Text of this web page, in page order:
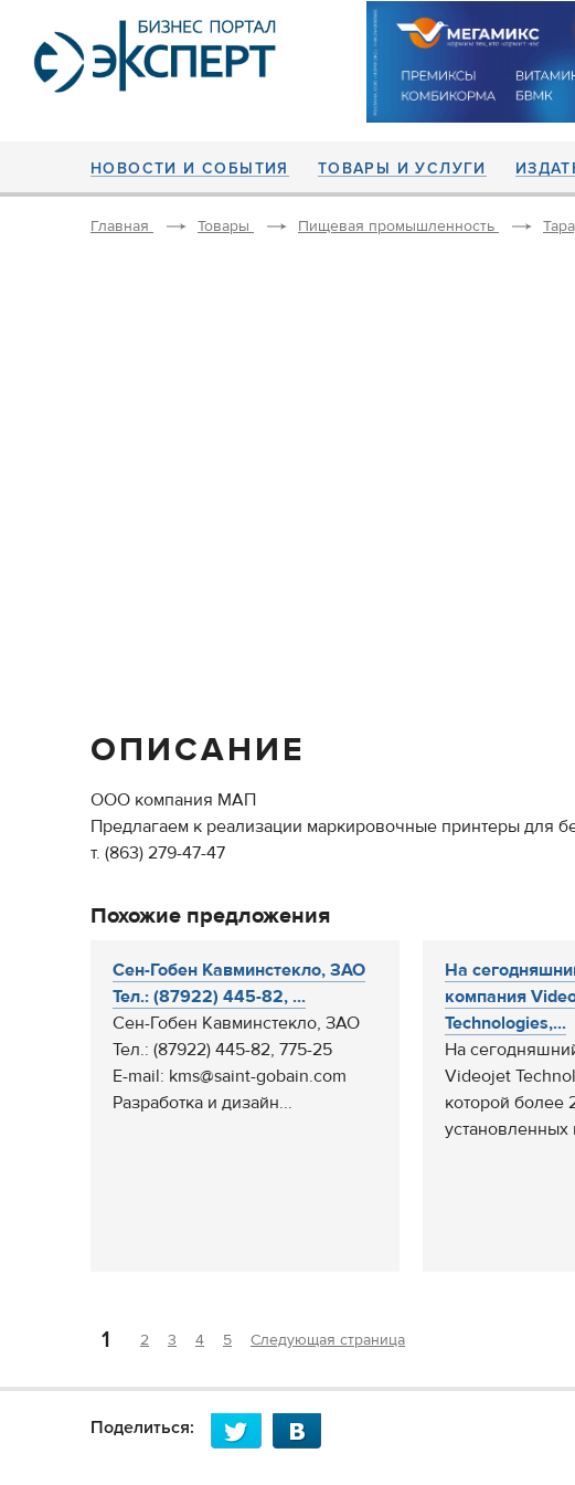
НОВОСТИ И СОБЫТИЯ ТОВАРЫ И УСЛУГИ
Главная Товары Пищевая промышленность
ОПИСАНИЕ
ООО компания МАП
Предлагаем к реализации маркировочные принтеры для
т. (863) 279-47-47
Похожие предложения
Сен-Гобен Кавминстекло, ЗАО
Тел.: (87922) 445-82, ...
Сен-Гобен Кавминстекло, ЗАО
Тел.: (87922) 445-82, 775-25
E-mail: kms@saint-gobain.com
Разработка и дизайн...
На
компания
Technologies,...
На
Videojet
которой более
установленных
1 2 3 4 5 Следующая страница
Поделиться: